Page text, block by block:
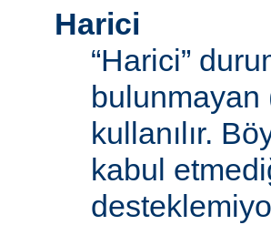
Harici
“Harici”
bulunmayan
kullanılır.
kabul